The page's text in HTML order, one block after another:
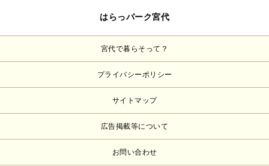
はらっパーク宮代
宮代で暮らそって？
プライバシーポリシー
サイトマップ
広告掲載等について
お問い合わせ